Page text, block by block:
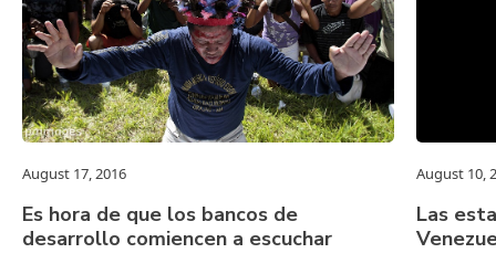
August 17, 2016
Es hora de que los bancos de
desarrollo comiencen a escuchar
August 10,
Las